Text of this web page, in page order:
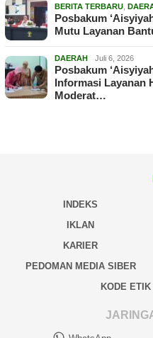
BERITA TERBARU
Posbakum
Mutu Layanan
DAERAH Juli 6, 2026
Posbakum
Informasi Layanan
Moderat…
INDEKS
IKLAN
KARIER
PEDOMAN MEDIA SIBER
KODE